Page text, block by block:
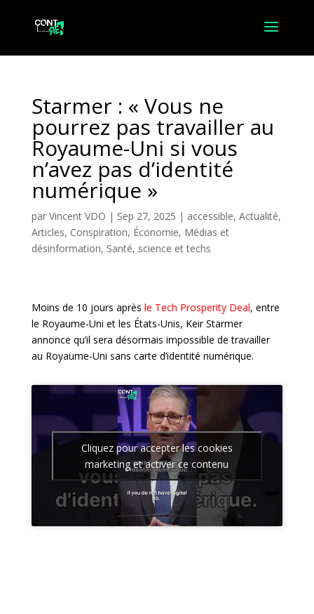
Starmer : « Vous ne
pourrez pas travailler au
Royaume-Uni si vous
n’avez pas d’identité
numérique »
par Vincent VDO | Sep 27, 2025 | accessible, Actualité,
Articles, Conspiration, Économie, Médias et
désinformation, Santé, science et techs
Moins de 10 jours après le Tech Prosperity Deal, entre
le Royaume-Uni et les États-Unis, Keir Starmer
annonce qu’il sera désormais impossible de travailler
au Royaume-Uni sans carte d’identité numérique.
Cliquez pour accepter les cookies
marketing et activer ce contenu